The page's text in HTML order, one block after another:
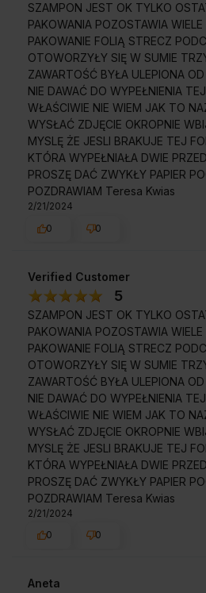
SZAMPON JEST OK TYLKO
PAKOWANIA POZOSTAWIA
PAKOWANIE FOLIĄ STRECZ
OTOWORZYŁY SIĘ W SUMIE
ZAWARTOŚĆ BYŁA ULEPIONA
NIE DAWAĆ DO WYPEŁNIENIA
WŁAŚCIWIE NIE WIEM JAK TO
WYSŁAĆ ZDJĘCIE OKROPNIE
MYSLĘ ŻE JESLI BRAKUJE TEJ
KTÓRA WYPEŁNIAŁA DWIE
PROSZĘ DAĆ ZWYKŁY PAPIER
POZDRAWIAM Teresa Kwias
2/21/2024
0
0
Verified Customer
5
SZAMPON JEST OK TYLKO
PAKOWANIA POZOSTAWIA
PAKOWANIE FOLIĄ STRECZ
OTOWORZYŁY SIĘ W SUMIE
ZAWARTOŚĆ BYŁA ULEPIONA
NIE DAWAĆ DO WYPEŁNIENIA
WŁAŚCIWIE NIE WIEM JAK TO
WYSŁAĆ ZDJĘCIE OKROPNIE
MYSLĘ ŻE JESLI BRAKUJE TEJ
KTÓRA WYPEŁNIAŁA DWIE
PROSZĘ DAĆ ZWYKŁY PAPIER
POZDRAWIAM Teresa Kwias
2/21/2024
0
0
Aneta